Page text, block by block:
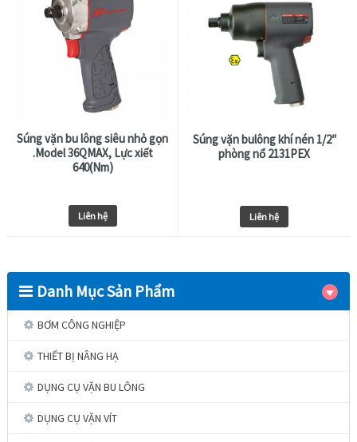
Súng vặn bu lông siêu nhỏ gọn
.Model 36QMAX, Lực xiết
640(Nm)
Liên hệ
Súng vặn bulông khí nén 1/2″
phòng nổ 2131PEX
Liên hệ
Danh Mục Sản Phẩm
BƠM CÔNG NGHIỆP
THIẾT BỊ NÂNG HẠ
DỤNG CỤ VẶN BU LÔNG
DỤNG CỤ VẶN VÍT